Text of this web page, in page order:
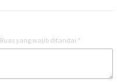
Ruas yang wajib ditandai *